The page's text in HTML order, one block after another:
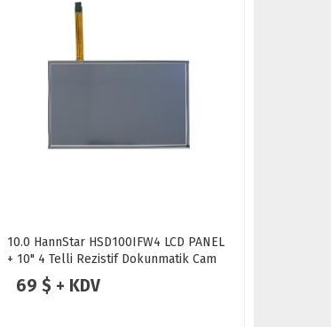
10.0 HannStar HSD100IFW4 LCD PANEL
+ 10" 4 Telli Rezistif Dokunmatik Cam
Set
69 $ + KDV